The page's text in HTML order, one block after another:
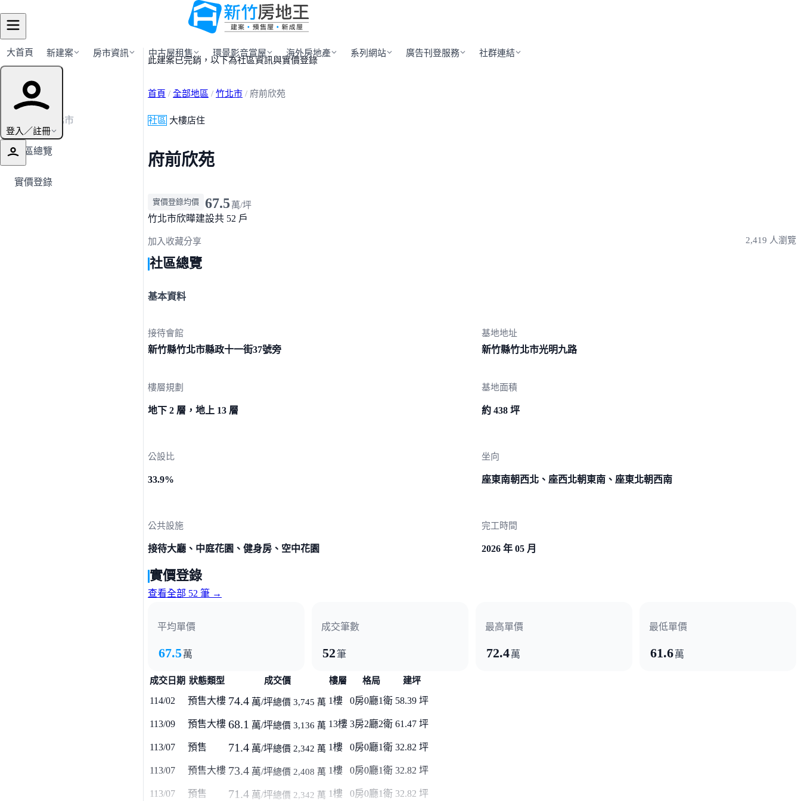
大首頁 新建案 房市資訊 中古屋租售 環景影音賞屋 海外房地產 系列網站 廣告刊登服務 社群連結
登入／註冊
建案導覽
← 返回竹北市
社區總覽
實價登錄
此建案已完銷，以下為社區資訊與實價登錄
首頁 / 全部地區 / 竹北市 / 府前欣苑
社區 大樓店住
府前欣苑
實價登錄均價 67.5 萬/坪
竹北市欣曄建設共 52 戶
加入收藏分享 2,419 人瀏覽
社區總覽
基本資料
接待會館
新竹縣竹北市縣政十一街37號旁
基地地址
新竹縣竹北市光明九路
樓層規劃
地下 2 層，地上 13 層
基地面積
約 438 坪
公設比
33.9%
坐向
座東南朝西北、座西北朝東南、座東北朝西南
公共設施
接待大廳、中庭花園、健身房、空中花園
完工時間
2026 年 05 月
實價登錄
查看全部 52 筆 →
平均單價
67.5萬
成交筆數
52筆
最高單價
72.4萬
最低單價
61.6萬
成交日期 狀態類型 成交價 樓層 格局 建坪
114/02 預售大樓 74.4 萬/坪總價 3,745 萬 1樓 0房0廳1衛 58.39 坪
113/09 預售大樓 68.1 萬/坪總價 3,136 萬 13樓 3房2廳2衛 61.47 坪
113/07 預售 71.4 萬/坪總價 2,342 萬 1樓 0房0廳1衛 32.82 坪
113/07 預售大樓 73.4 萬/坪總價 2,408 萬 1樓 0房0廳1衛 32.82 坪
113/07 預售 71.4 萬/坪總價 2,342 萬 1樓 0房0廳1衛 32.82 坪